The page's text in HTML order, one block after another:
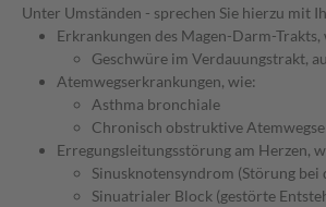
Unter Umständen - sprechen Sie hierzu mit
Erkrankungen des Magen-Darm-Trakts,
Geschwüre im Verdauungstrakt,
Atemwegserkrankungen, wie:
Asthma bronchiale
Chronisch obstruktive
Erregungsleitungsstörung am Herzen,
Sinusknotensyndrom (Störung bei
Sinuatrialer Block (gestörte